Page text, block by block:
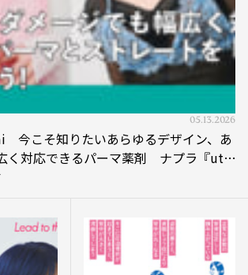
05.13.2026
今こそ知りたいあらゆるデザイン、あ
く対応できるパーマ薬剤 ナプラ『ut-